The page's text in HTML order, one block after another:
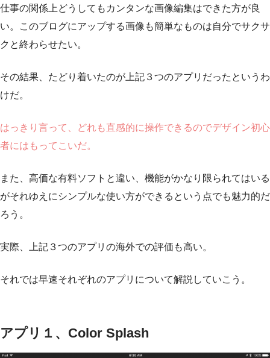
仕事の関係上どうしてもカンタンな画像編集はできた方が良
い。このブログにアップする画像も簡単なものは自分でサクサ
クと終わらせたい。
その結果、たどり着いたのが上記３つのアプリだったというわ
けだ。
はっきり言って、どれも直感的に操作できるのでデザイン初心
者にはもってこいだ。
また、高価な有料ソフトと違い、機能がかなり限られてはいる
がそれゆえにシンプルな使い方ができるという点でも魅力的だ
ろう。
実際、上記３つのアプリの海外での評価も高い。
それでは早速それぞれのアプリについて解説していこう。
アプリ１、Color Splash